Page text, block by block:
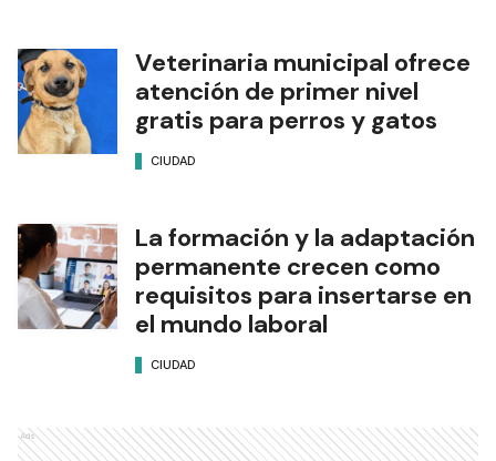
Veterinaria municipal ofrece
atención de primer nivel
gratis para perros y gatos
CIUDAD
La formación y la adaptación
permanente crecen como
requisitos para insertarse en
el mundo laboral
CIUDAD
Ads